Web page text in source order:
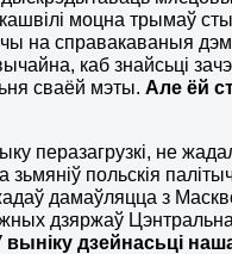
моцна трымаў
на справакаваныя
каб знайсьці
сваёй мэты.Але ёй
перазагрузкі, не
польскія
дамаўляцца з
дзяржаў
выніку дзейнасьці